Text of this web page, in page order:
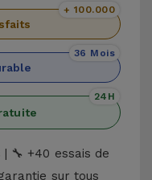
+ 100.000
36 Mois
24H
| 🔧 +40 essais de
sur tous